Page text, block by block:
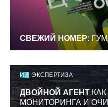
СВЕЖИЙ НОМЕР:
ИИ ЭКСПЕРТИЗА
ДВОЙНОЙ АГЕНТ
МОНИТОРИНГА И